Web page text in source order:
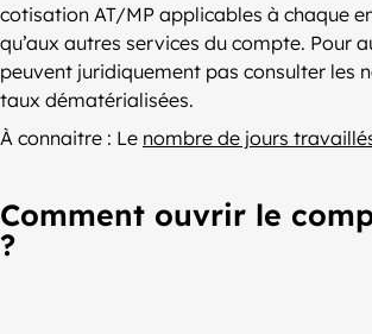
cotisation AT/MP applicables à chaque
qu’aux autres services du compte. Pour
peuvent juridiquement pas consulter les
taux dématérialisées.
À connaitre : Le nombre de jours
Comment ouvrir le
?